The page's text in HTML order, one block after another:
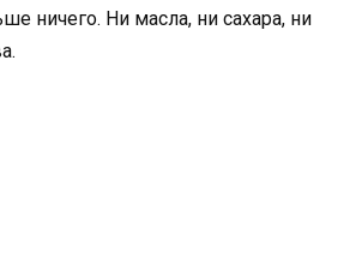
ничего. Ни масла, ни сахара, ни